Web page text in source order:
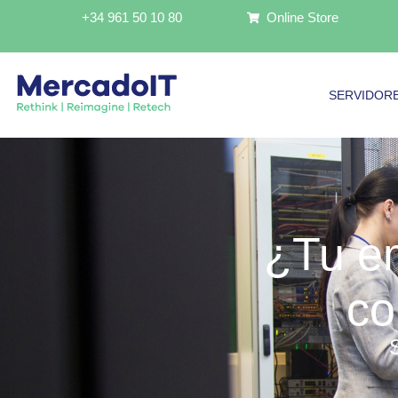
contenido
+34 961 50 10 80 Online Store
¿Tu